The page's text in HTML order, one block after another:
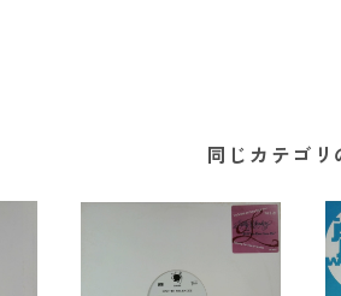
同じカテゴリ